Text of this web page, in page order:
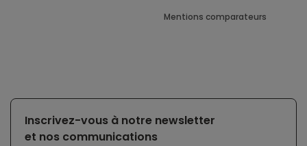
Mentions comparateurs
Inscrivez-vous à notre newsletter
et nos communications